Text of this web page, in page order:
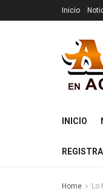
Inicio
INICIO
Home Lo